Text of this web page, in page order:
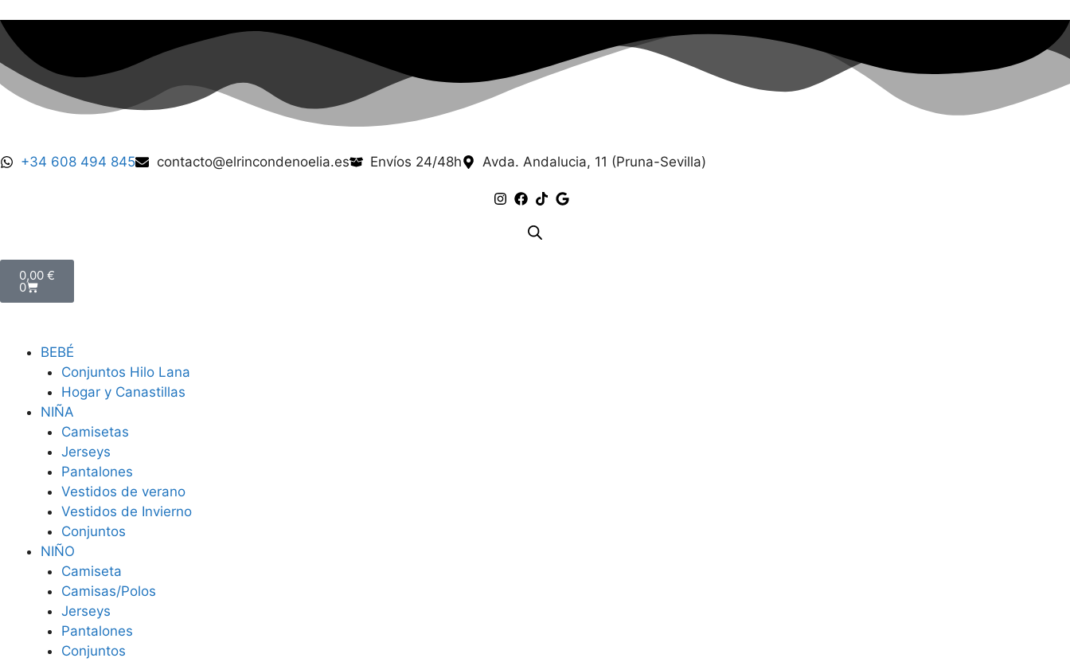
+34 608 494 845 contacto@elrincondenoelia.es Envíos 24/48h Avda. Andalucia, 11 (Pruna-Sevilla)
0,00 €
0
BEBÉ
Conjuntos Hilo Lana
Hogar y Canastillas
NIÑA
Camisetas
Jerseys
Pantalones
Vestidos de verano
Vestidos de Invierno
Conjuntos
NIÑO
Camiseta
Camisas/Polos
Jerseys
Pantalones
Conjuntos